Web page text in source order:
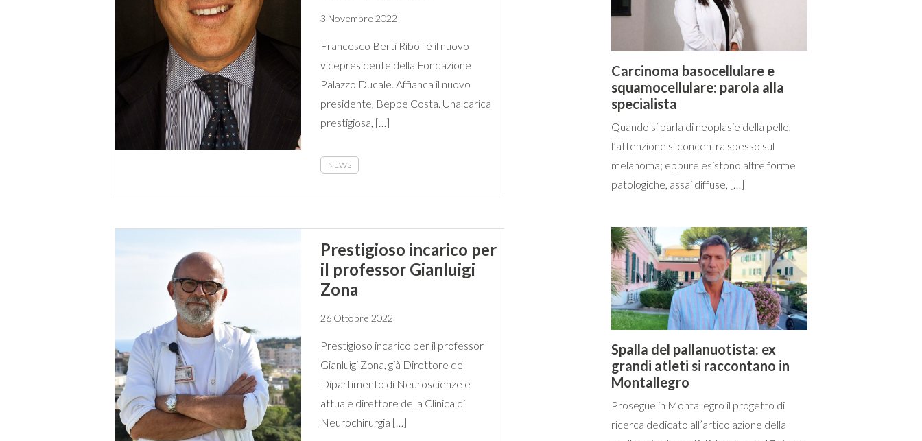
3 Novembre 2022
Francesco Berti Riboli è il nuovo
vicepresidente della Fondazione
Palazzo Ducale. Affianca il nuovo
presidente, Beppe Costa. Una carica
prestigiosa, […]
NEWS
Prestigioso incarico per
il professor Gianluigi
Zona
26 Ottobre 2022
Prestigioso incarico per il professor
Gianluigi Zona, già Direttore del
Dipartimento di Neuroscienze e
attuale direttore della Clinica di
Neurochirurgia […]
Carcinoma basocellulare e
squamocellulare: parola alla
specialista
Quando si parla di neoplasie della pelle,
l’attenzione si concentra spesso sul
melanoma; eppure esistono altre forme
patologiche, assai diffuse, […]
Spalla del pallanuotista: ex
grandi atleti si raccontano in
Montallegro
Prosegue in Montallegro il progetto di
ricerca dedicato all’articolazione della